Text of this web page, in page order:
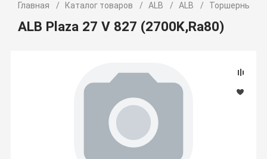
Главная Каталог товаров ALB ALB Торшерные
ALB Plaza 27 V 827 (2700K,Ra80)